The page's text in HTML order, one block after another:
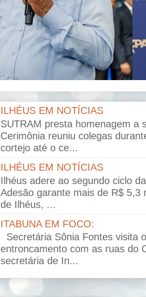
ILHÉUS EM NOTÍCIAS
SUTRAM presta homenagem a
Cerimônia reuniu colegas
cortejo até o ce...
ILHÉUS EM NOTÍCIAS
Ilhéus adere ao segundo ciclo
Adesão garante mais de R$ 5,3
de Ilhéus, ...
ITABUNA EM FOCO:
Secretária Sônia Fontes visita
entroncamento com as ruas do
secretária de In...